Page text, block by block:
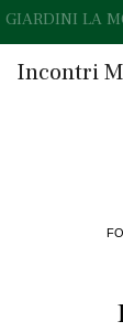
GIARDINI LA
Incontri